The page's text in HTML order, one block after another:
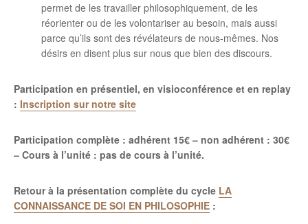
permet de les travailler philosophiquement, de les
réorienter ou de les volontariser au besoin, mais aussi
parce qu’ils sont des révélateurs de nous-mêmes. Nos
désirs en disent plus sur nous que bien des discours.
Participation en présentiel, en visioconférence et en replay
: Inscription sur notre site
Participation complète : adhérent 15€ – non adhérent : 30€
– Cours à l’unité : pas de cours à l’unité.
Retour à la présentation complète du cycle LA
CONNAISSANCE DE SOI EN PHILOSOPHIE :